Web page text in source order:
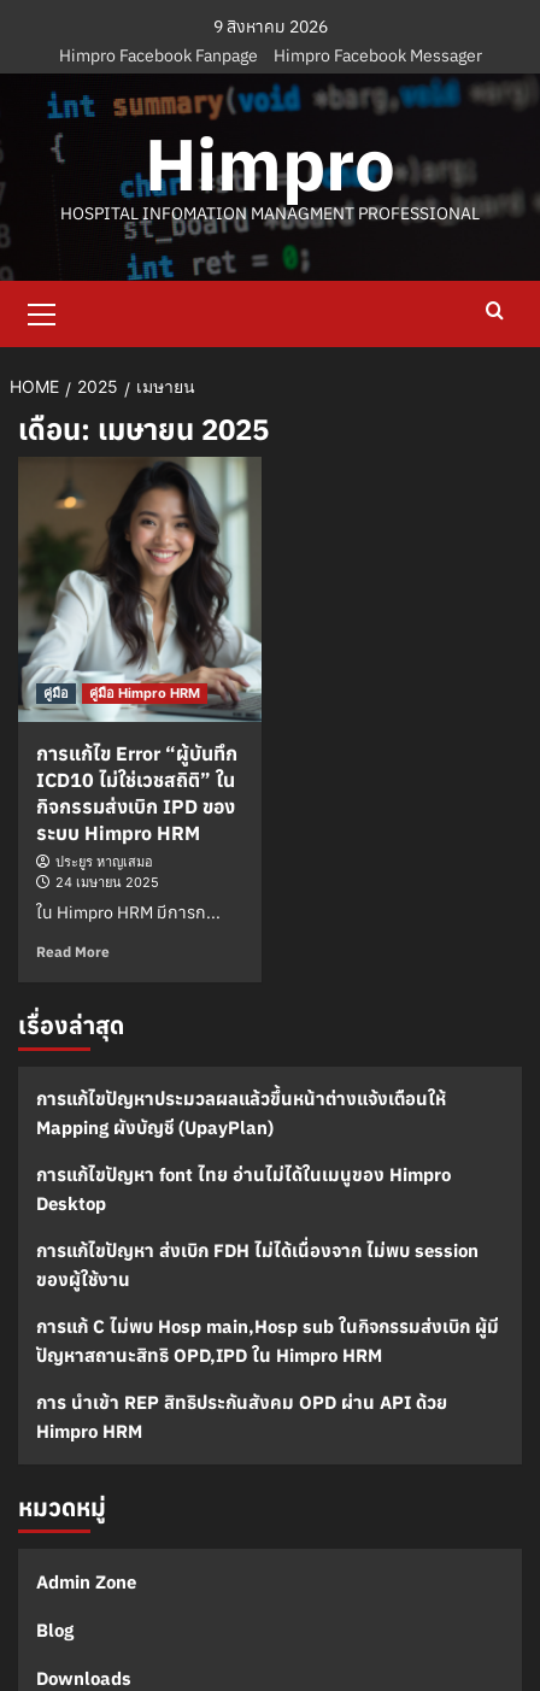
content
9 สิงหาคม 2026
Himpro Facebook Fanpage
Himpro Facebook Messager
Himpro
HOSPITAL INFOMATION MANAGMENT PROFESSIONAL
Menu
HOME 2025 เมษายน
เดือน: เมษายน 2025
คู่มือ คู่มือ Himpro HRM
การแก้ไข Error “ผู้บันทึก
ICD10 ไม่ใช่เวชสถิติ” ใน
กิจกรรมส่งเบิก IPD ของ
ระบบ Himpro HRM
ประยูร หาญเสมอ
24 เมษายน 2025
ใน Himpro HRM มีการก...
Read More
เรื่องล่าสุด
การแก้ไขปัญหาประมวลผลแล้วขึ้นหน้าต่างแจ้งเตือนให้
Mapping ผังบัญชี (UpayPlan)
การแก้ไขปัญหา font ไทย อ่านไม่ได้ในเมนูของ Himpro
Desktop
การแก้ไขปัญหา ส่งเบิก FDH ไม่ได้เนื่องจาก ไม่พบ session
ของผู้ใช้งาน
การแก้ C ไม่พบ Hosp main,Hosp sub ในกิจกรรมส่งเบิก ผู้มี
ปัญหาสถานะสิทธิ OPD,IPD ใน Himpro HRM
การ นำเข้า REP สิทธิประกันสังคม OPD ผ่าน API ด้วย
Himpro HRM
หมวดหมู่
Admin Zone
Blog
Downloads